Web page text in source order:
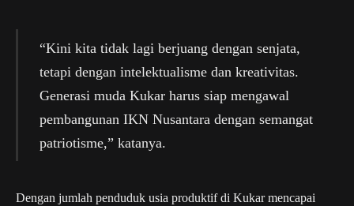
“Kini kita tidak lagi berjuang dengan senjata,
tetapi dengan intelektualisme dan kreativitas.
Generasi muda Kukar harus siap mengawal
pembangunan IKN Nusantara dengan semangat
patriotisme,” katanya.
Dengan jumlah penduduk usia produktif di Kukar mencapai